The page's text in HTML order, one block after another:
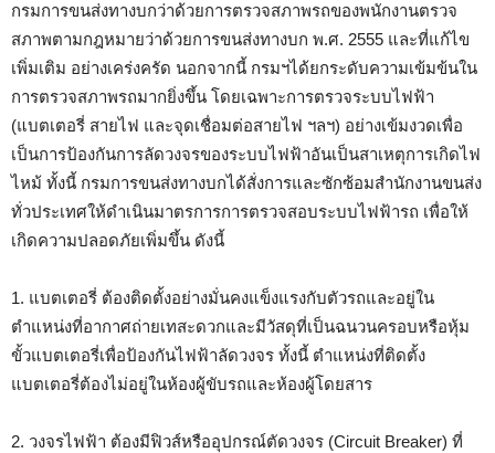
กรมการขนส่งทางบกว่าด้วยการตรวจสภาพรถของพนักงานตรวจ
สภาพตามกฎหมายว่าด้วยการขนส่งทางบก พ.ศ. 2555 และที่แก้ไข
เพิ่มเติม อย่างเคร่งครัด นอกจากนี้ กรมฯได้ยกระดับความเข้มข้นใน
การตรวจสภาพรถมากยิ่งขึ้น โดยเฉพาะการตรวจระบบไฟฟ้า
(แบตเตอรี่ สายไฟ และจุดเชื่อมต่อสายไฟ ฯลฯ) อย่างเข้มงวดเพื่อ
เป็นการป้องกันการลัดวงจรของระบบไฟฟ้าอันเป็นสาเหตุการเกิดไฟ
ไหม้ ทั้งนี้ กรมการขนส่งทางบกได้สั่งการและซักซ้อมสำนักงานขนส่ง
ทั่วประเทศให้ดำเนินมาตรการการตรวจสอบระบบไฟฟ้ารถ เพื่อให้
เกิดความปลอดภัยเพิ่มขึ้น ดังนี้
1. แบตเตอรี่ ต้องติดตั้งอย่างมั่นคงแข็งแรงกับตัวรถและอยู่ใน
ตำแหน่งที่อากาศถ่ายเทสะดวกและมีวัสดุที่เป็นฉนวนครอบหรือหุ้ม
ขั้วแบตเตอรี่เพื่อป้องกันไฟฟ้าลัดวงจร ทั้งนี้ ตำแหน่งที่ติดตั้ง
แบตเตอรี่ต้องไม่อยู่ในห้องผู้ขับรถและห้องผู้โดยสาร
2. วงจรไฟฟ้า ต้องมีฟิวส์หรืออุปกรณ์ตัดวงจร (Circuit Breaker) ที่